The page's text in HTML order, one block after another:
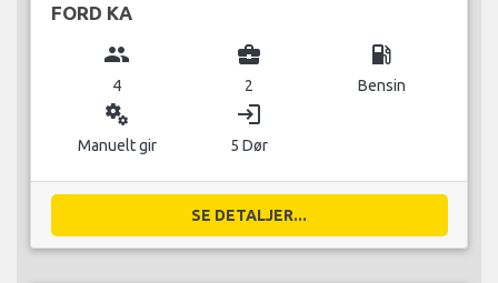
FORD KA
group
4
business_center
2
local_gas_station
Bensin
miscellaneous_services
Manuelt gir
login
5 Dør
SE DETALJER...